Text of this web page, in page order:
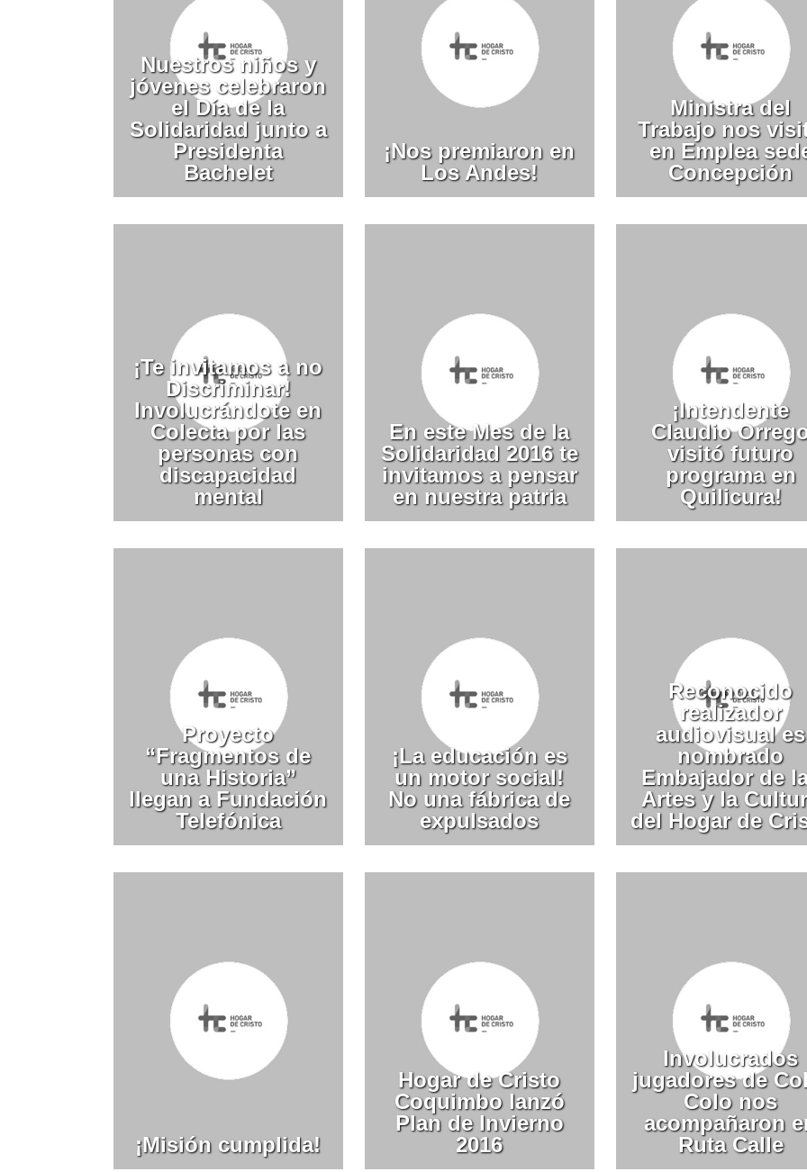
Nuestros niños y
jóvenes celebraron
el Día de la
Solidaridad junto a
Presidenta
Bachelet
¡Nos premiaron en
Los Andes!
Ministra del
Trabajo nos
en Emplea
Concepción
¡Te invitamos a no
Discriminar!
Involucrándote en
Colecta por las
personas con
discapacidad
mental
En este Mes de la
Solidaridad 2016 te
invitamos a pensar
en nuestra patria
¡Intendente
Claudio
visitó futuro
programa en
Quilicura!
Proyecto
“Fragmentos de
una Historia”
llegan a Fundación
Telefónica
¡La educación es
un motor social!
No una fábrica de
expulsados
Reconocido
realizador
audiovisual es
nombrado
Embajador de
Artes y la
del Hogar de
¡Misión cumplida!
Hogar de Cristo
Coquimbo lanzó
Plan de Invierno
2016
Involucrados
jugadores de
Colo nos
acompañaron
Ruta Calle